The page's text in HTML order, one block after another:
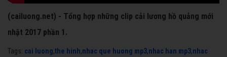
(cailuong.net) - Tổng hợp những clip cải lương hồ quảng mới
nhật 2017 phần 1.
Tags: cai luong,the hinh,nhac que huong mp3,nhac han mp3,nhac